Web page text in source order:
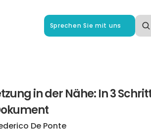
Sprechen Sie mit uns
in der Nähe: In 3
De Ponte